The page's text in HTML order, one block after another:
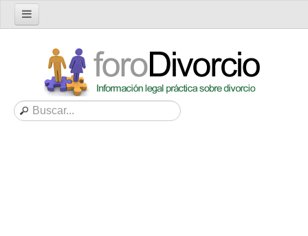
Foro
Nuevo tema
Buscar en el foro